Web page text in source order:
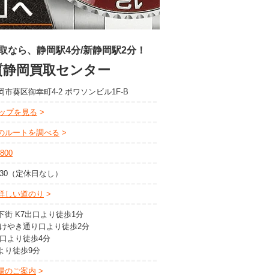
なら、静岡駅4分/新静岡駅2分！
岡買取センター
市葵区御幸町4-2 ポワソンビル1F-B
プを見る
ルートを調べる
（定休日なし）
しい道のり
街 K7出口より徒歩1分
やき通り口より徒歩2分
より徒歩4分
り徒歩9分
のご案内